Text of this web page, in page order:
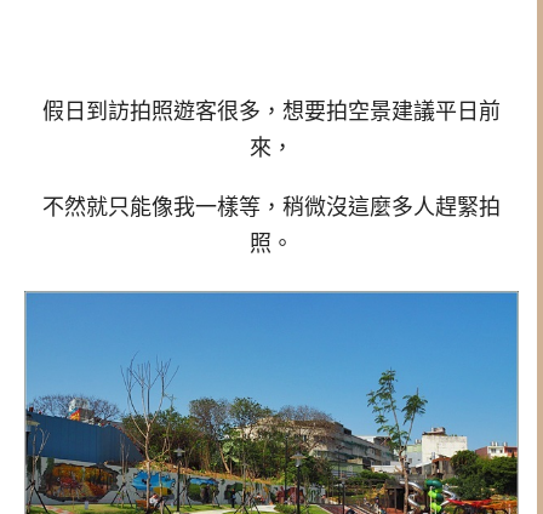
假日到訪拍照遊客很多，想要拍空景建議平日前
來，
不然就只能像我一樣等，稍微沒這麼多人趕緊拍
照。